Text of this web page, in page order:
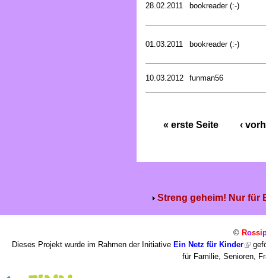
28.02.2011 bookreader (:-)
01.03.2011 bookreader (:-)
10.03.2012 funman56
« erste Seite ‹
Streng geheim! Nur für
© Rossi
Dieses Projekt wurde im Rahmen der Initiative Ein Netz für Kinder
für Familie, Senioren,